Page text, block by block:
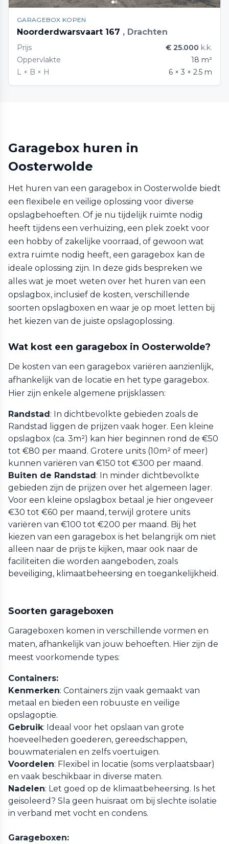
GARAGEBOX KOPEN
Noorderdwarsvaart 167 , Drachten
Prijs € 25.000 k.k.
Oppervlakte
18 m²
L × B × H
6 × 3 × 2.5 m
Garagebox huren in
Oosterwolde
Het huren van een garagebox in Oosterwolde biedt
een flexibele en veilige oplossing voor diverse
opslagbehoeften. Of je nu tijdelijk ruimte nodig
heeft tijdens een verhuizing, een plek zoekt voor
een hobby of zakelijke voorraad, of gewoon wat
extra ruimte nodig heeft, een garagebox kan de
ideale oplossing zijn. In deze gids bespreken we
alles wat je moet weten over het huren van een
opslagbox, inclusief de kosten, verschillende
soorten opslagboxen en waar je op moet letten bij
het kiezen van de juiste opslagoplossing.
Wat kost een garagebox in Oosterwolde?
De kosten van een garagebox variëren aanzienlijk,
afhankelijk van de locatie en het type garagebox.
Hier zijn enkele algemene prijsklassen:
Randstad: In dichtbevolkte gebieden zoals de
Randstad liggen de prijzen vaak hoger. Een kleine
opslagbox (ca. 3m²) kan hier beginnen rond de €50
tot €80 per maand. Grotere units (10m² of meer)
kunnen variëren van €150 tot €300 per maand.
Buiten de Randstad: In minder dichtbevolkte
gebieden zijn de prijzen over het algemeen lager.
Voor een kleine opslagbox betaal je hier ongeveer
€30 tot €60 per maand, terwijl grotere units
variëren van €100 tot €200 per maand. Bij het
kiezen van een garagebox is het belangrijk om niet
alleen naar de prijs te kijken, maar ook naar de
faciliteiten die worden aangeboden, zoals
beveiliging, klimaatbeheersing en toegankelijkheid.
Soorten garageboxen
Garageboxen komen in verschillende vormen en
maten, afhankelijk van jouw behoeften. Hier zijn de
meest voorkomende types:
Containers:
Kenmerken: Containers zijn vaak gemaakt van
metaal en bieden een robuuste en veilige
opslagoptie.
Gebruik: Ideaal voor het opslaan van grote
hoeveelheden goederen, gereedschappen,
bouwmaterialen en zelfs voertuigen.
Voordelen: Flexibel in locatie (soms verplaatsbaar)
en vaak beschikbaar in diverse maten.
Nadelen: Let goed op de klimaatbeheersing. Is het
geisoleerd? Sla geen huisraat om bij slechte isolatie
in verband met vocht en condens.
Garageboxen: